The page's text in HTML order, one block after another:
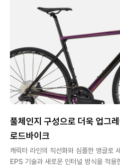
풀체인지 구성으로 더욱 업그
로드바이크
캐릭터 라인의 직선화와 심플한 앵글로
EPS 기술과 새로운 인터널 방식을 적용